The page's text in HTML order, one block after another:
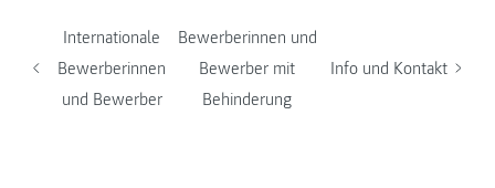
Internationale
Bewerberinnen
und Bewerber
Bewerberinnen und
Bewerber mit
Behinderung
Info und Kontakt